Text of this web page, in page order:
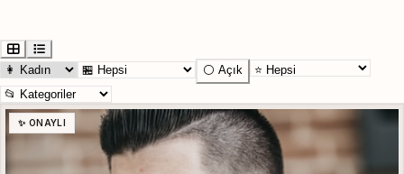
⚪ Açık
✨ ONAYLI